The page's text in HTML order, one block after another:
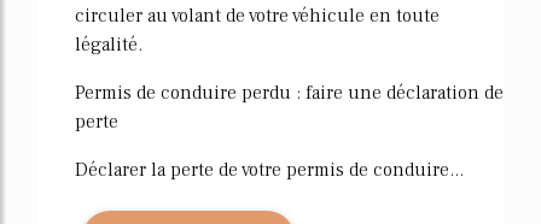
circuler au volant de votre véhicule en toute
légalité.
Permis de conduire perdu : faire une déclaration de
perte
Déclarer la perte de votre permis de conduire...